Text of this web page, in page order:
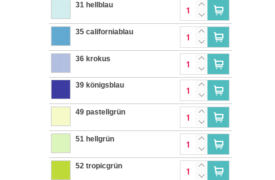
31 hellblau
35 californiablau
36 krokus
39 königsblau
49 pastellgrün
51 hellgrün
52 tropicgrün